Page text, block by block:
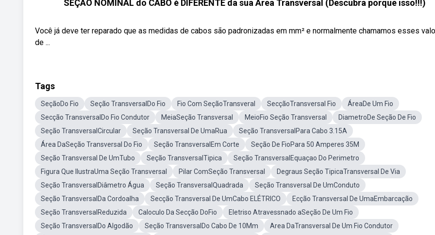
SEÇÃO NOMINAL do CABO é DIFERENTE da sua Área Transversal (Descubra porque isso!!!)
Você já deve ter reparado que as medidas de cabos são padronizadas em mm² e normalmente chamamos esses
de ...
Tags
SeçãoDo Fio Seção TransversalDo Fio Fio Com SeçãoTransveral SecçãoTransversal Fio
ÁreaDe Um Fio
Secção TransversalDo Fio Condutor
MeiaSeção Transversal MeioFio Seção Transversal
DiametroDe Seção De Fio
Seção TransversalCircular
Seção Transversal De UmaRua
Seção TransversalPara Cabo 3.15A
Área DaSeção Transversal Do Fio
Seção TransversalEm Corte
Seção De FioPara 50 Amperes 35M
Seção Transversal De UmTubo
Seção TransversalTipica
Seção TransversalEquaçao Do Perimetro
Figura Que IlustraUma Seção Transversal
Pilar ComSeção Transversal
Degraus Seção TipicaTransversal De Via
Seção TransversalDiâmetro Água
Seção TransversalQuadrada
Seção Transversal De UmConduto
Seção TransversalDa Cordoalha
Secção Transversal De UmCabo ELÉTRICO
Ecção Transversal De UmaEmbarcação
Seção TransversalReduzida
Caloculo Da Secção DoFio
Eletriso Atravessnado aSeção De Um Fio
Seção TransversalDo Algodão
Seção TransversalDo Cabo De 10Mm
Area DaTransversal De Um Fio Condutor